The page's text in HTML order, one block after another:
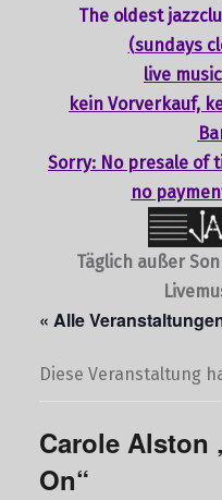
The oldest
(sundays
live
kein Vorverkauf,
Sorry: No presale of
no
Täglich außer
« Alle
Diese Veranstaltung
Carole Alston
On“